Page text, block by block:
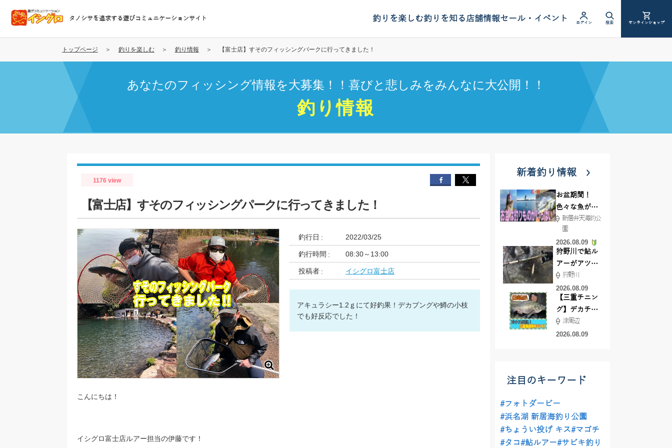
コ
テ
タノシサを追求する遊びコミュニケーションサイト 釣りを楽しむ釣りを知る店舗情報セール・イベント ログイン 検索 オンラインショップ
トップページ 釣りを楽しむ 釣り情報 【富士店】すそのフィッシングパークに行ってきました！
あなたのフィッシング情報を大募集！！喜びと悲しみをみんなに大公開！！
釣り情報
1176 view
【富士店】すそのフィッシングパークに行ってきました！
釣行日 2022/03/25
釣行時間 08:30～13:00
投稿者 イシグロ富士店
アキュラシー1.2ｇにて好釣果！デカブングや鱒の小枝
でも好反応でした！
こんにちは！
イシグロ富士店ルアー担当の伊藤です！
新着釣り情報
お盆期間！
色々な魚が沢
山釣れてます
よ！
新居弁天海釣公
園
2026.08.09
狩野川で鮎ル
アーがアツ
い！！
狩野川
2026.08.09
【三重チニン
グ】デカチヌ
狙いにはあの
ワーム！
津周辺
2026.08.09
注目のキーワード
#フォトダービー
#浜名湖 新居海釣り公園
#ちょうい投げ キス#マゴチ
#タコ#鮎ルアー#サビキ釣り